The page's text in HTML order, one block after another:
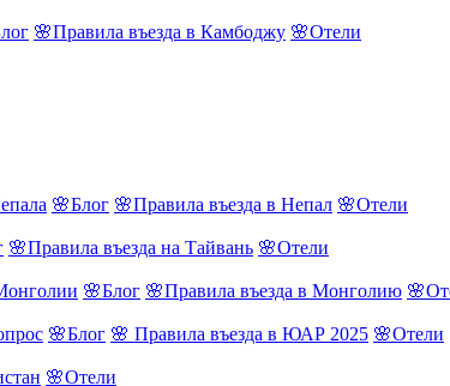
🌸Правила въезда в Камбоджу 🌸Отели
🌸Блог 🌸Правила въезда в Непал 🌸Отели
🌸Правила въезда на Тайвань 🌸Отели
🌸Блог 🌸Правила въезда в Монголию
🌸Блог 🌸 Правила въезда в ЮАР 2025 🌸Отели
🌸Отели